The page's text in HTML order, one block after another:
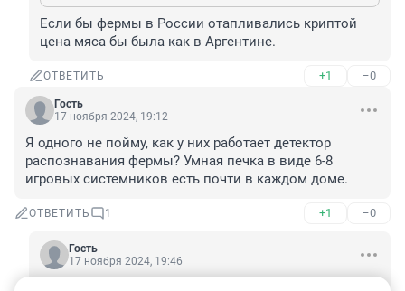
Если бы фермы в России отапливались криптой
цена мяса бы была как в Аргентине.
ОТВЕТИТЬ +1 –0
Гость
17 ноября 2024, 19:12
Я одного не пойму, как у них работает детектор
распознавания фермы? Умная печка в виде 6-8
игровых системников есть почти в каждом доме.
ОТВЕТИТЬ 1 +1 –0
Гость
17 ноября 2024, 19:46